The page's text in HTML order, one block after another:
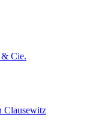
& Cie.
Clausewitz